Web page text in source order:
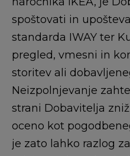
spoštovati in
standarda IWAY ter
pregled, vmesni in
storitev ali
Neizpolnjevanje
strani Dobavitelja
oceno kot
je zato lahko razlog